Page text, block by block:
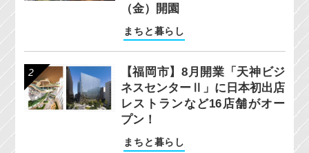
（金）開園
まちと暮らし
【福岡市】8月開業「天神ビジ
ネスセンターⅡ」に日本初出店
レストランなど16店舗がオー
プン！
まちと暮らし